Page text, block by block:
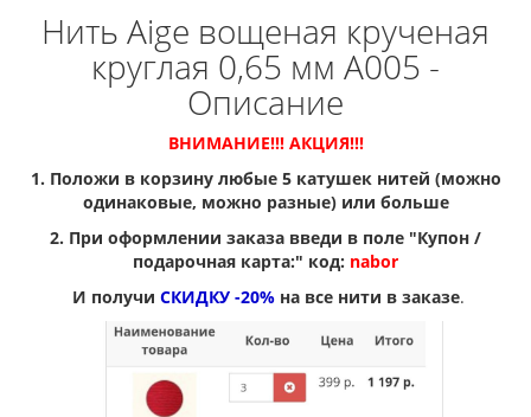
Нить Aige вощеная крученая
круглая 0,65 мм A005 -
Описание
ВНИМАНИЕ!!! АКЦИЯ!!!
1. Положи в корзину любые 5 катушек нитей (можно
одинаковые, можно разные) или больше
2. При оформлении заказа введи в поле "Купон /
подарочная карта:" код: nabor
И получи СКИДКУ -20%на все нити в заказе.